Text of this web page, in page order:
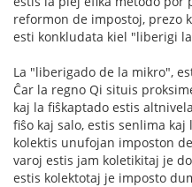
reformon de impostoj, prezo
esti konkludata kiel "liberigi
La "liberigado de la mikro",
Ĉar la regno Qi situis
kaj la fiŝkaptado estis
fiŝo kaj salo, estis senlima
kolektis unufojan imposton
varoj estis jam koletikitaj je
estis kolektotaj je imposto